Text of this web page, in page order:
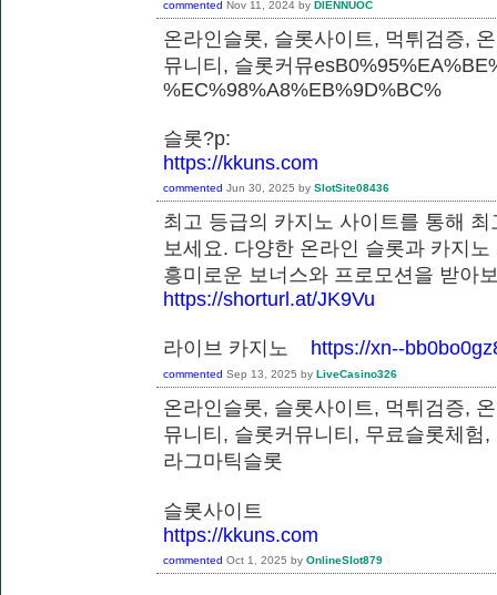
commented Nov 11, 2024 by DIENNUOC
온라인슬롯, 슬롯사이트, 먹튀검증,
뮤니티, 슬롯커뮤
%EC%98%A8%EB%9D%BC%
슬롯?p:
https://kkuns.com
commented Jun 30, 2025 by SlotSite08436
최고 등급의 카지노 사이트를 통해
보세요. 다양한 온라인 슬롯과 카지
흥미로운 보너스와 프로모션을 받
https://shorturl.at/JK9Vu
라이브 카지노 https://xn--
commented Sep 13, 2025 by LiveCasino326
온라인슬롯, 슬롯사이트, 먹튀검증,
뮤니티, 슬롯커뮤니티, 무료슬롯체험
라그마틱슬롯
슬롯사이트
https://kkuns.com
commented Oct 1, 2025 by OnlineSlot879